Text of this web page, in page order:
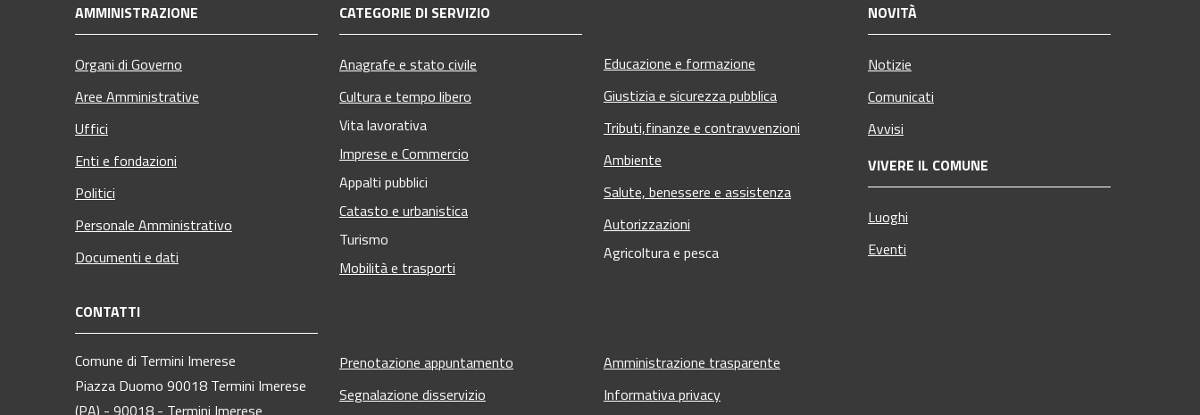
AMMINISTRAZIONE
Organi di Governo
Aree Amministrative
Uffici
Enti e fondazioni
Politici
Personale Amministrativo
Documenti e dati
CATEGORIE DI SERVIZIO
Anagrafe e stato civile
Cultura e tempo libero
Vita lavorativa
Imprese e Commercio
Appalti pubblici
Catasto e urbanistica
Turismo
Mobilità e trasporti
Educazione e formazione
Giustizia e sicurezza pubblica
Tributi,finanze e contravvenzioni
Ambiente
Salute, benessere e assistenza
Autorizzazioni
Agricoltura e pesca
NOVITÀ
Notizie
Comunicati
Avvisi
VIVERE IL COMUNE
Luoghi
Eventi
CONTATTI
Comune di Termini Imerese
Piazza Duomo 90018 Termini Imerese
(PA) - 90018 - Termini Imerese
Prenotazione appuntamento
Segnalazione disservizio
Amministrazione trasparente
Informativa privacy